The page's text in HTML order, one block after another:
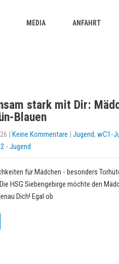
MEDIA ANFAHRT
stark mit Dir:
Blauen
| Keine Kommentare | Jugend, wC1-
- Jugend
für Mädchen - besonders
HSG Siebengebirge möchte den
Dich! Egal ob